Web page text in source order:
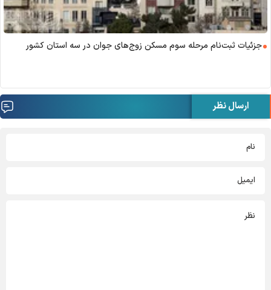
جزئیات ثبت‌نام مرحله سوم مسکن زوج‌های جوان در سه استان کشور
ارسال نظر